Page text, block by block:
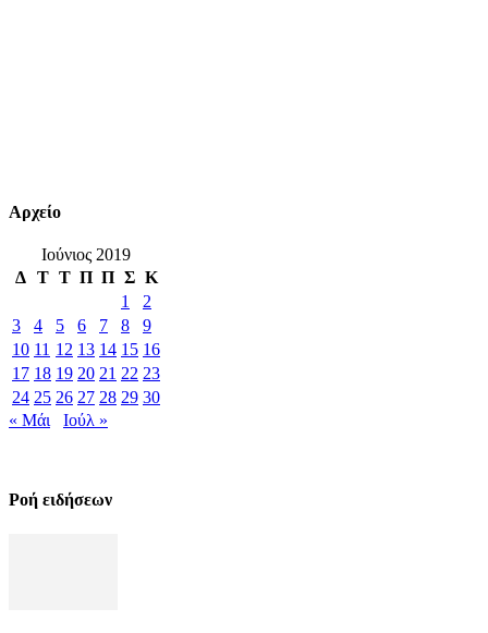
Αρχείο
Ιούνιος 2019
Δ Τ Τ Π Π Σ Κ
1
2
3
4 5 6 7 8
9
10 11 12 13 14 15 16
17 18 19 20 21 22 23
24 25 26 27 28 29 30
« Μάι
Ιούλ »
Ροή ειδήσεων